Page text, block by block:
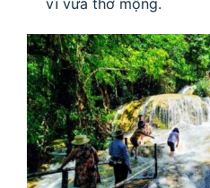
vĩ vừa thơ mộng.